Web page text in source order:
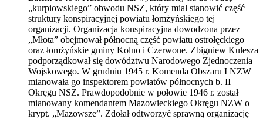
„kurpiowskiego” obwodu NSZ, który miał stanowić część
struktury konspiracyjnej powiatu łomżyńskiego tej
organizacji. Organizacja konspiracyjna dowodzona przez
„Młota” obejmował północną część powiatu ostrołęckiego
oraz łomżyńskie gminy Kolno i Czerwone. Zbigniew Kulesza
podporządkował się dowództwu Narodowego Zjednoczenia
Wojskowego. W grudniu 1945 r. Komenda Obszaru I NZW
mianowała go inspektorem powiatów północnych b. II
Okręgu NSZ. Prawdopodobnie w połowie 1946 r. został
mianowany komendantem Mazowieckiego Okręgu NZW o
krypt. „Mazowsze”. Zdołał odtworzyć sprawną organizację